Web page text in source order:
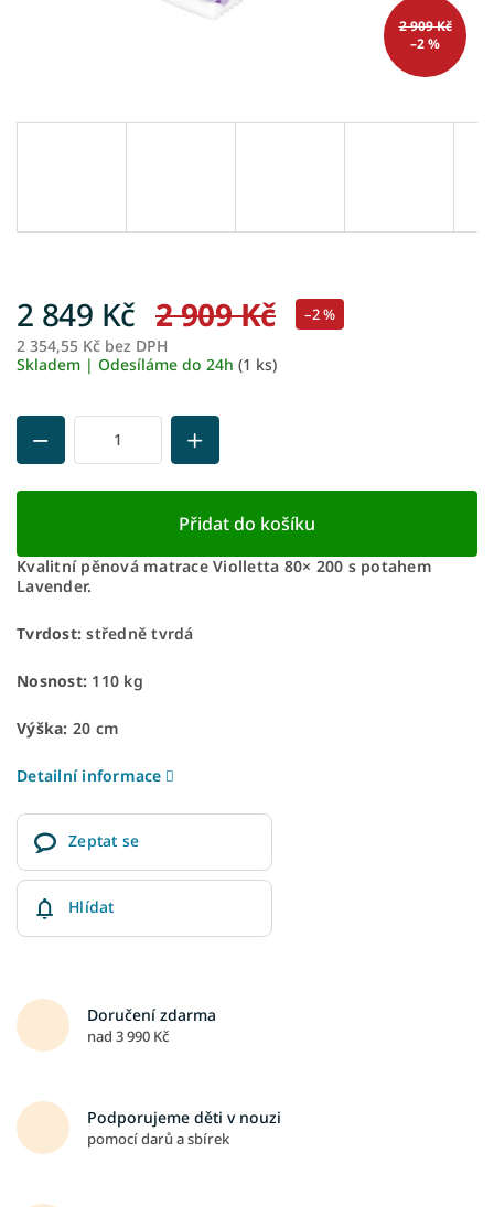
2 909 Kč
–2 %
2 909 Kč –2 %
2 849 Kč
2 354,55 Kč bez DPH
Skladem | Odesíláme do 24h (1 ks)
Přidat do košíku
Kvalitní pěnová matrace Violletta 80× 200 s potahem
Lavender.
Tvrdost: středně tvrdá
Nosnost: 110 kg
Výška: 20 cm
Detailní informace
Zeptat se
Hlídat
Doručení zdarma
nad 3 990 Kč
Podporujeme děti v nouzi
pomocí darů a sbírek